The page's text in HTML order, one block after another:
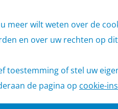
meer wilt weten over de
en over uw rechten op
toestemming of stel uw
de pagina op cookie-